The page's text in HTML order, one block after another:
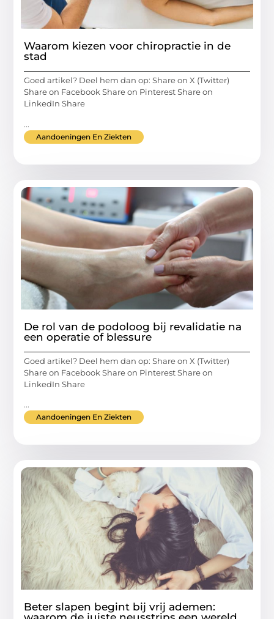
Waarom kiezen voor chiropractie in de
stad
Goed artikel? Deel hem dan op: Share on X (Twitter)
Share on Facebook Share on Pinterest Share on
LinkedIn Share
...
Aandoeningen En Ziekten
De rol van de podoloog bij revalidatie na
een operatie of blessure
Goed artikel? Deel hem dan op: Share on X (Twitter)
Share on Facebook Share on Pinterest Share on
LinkedIn Share
...
Aandoeningen En Ziekten
Beter slapen begint bij vrij ademen: